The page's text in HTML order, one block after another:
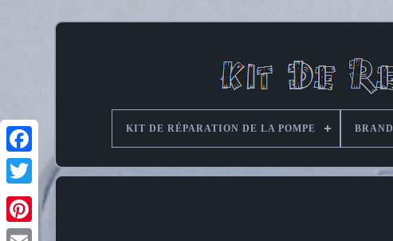
Pinterest
KIT DE RÉPARATION DE LA POMPE BRAND